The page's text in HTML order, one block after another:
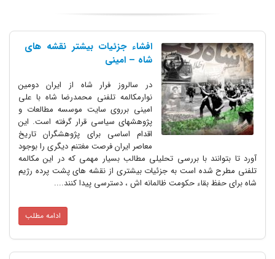
افشاء جزئیات بیشتر نقشه های
شاه – امینی
در سالروز فرار شاه از ایران دومین
نوارمکالمه تلفنی محمدرضا شاه با علی
امینی برروی سایت موسسه مطالعات و
پژوهشهای سیاسی قرار گرفته است. این
اقدام اساسی برای پژوهشگران تاریخ
معاصر ایران فرصت مغتنم دیگری را بوجود
آورد تا بتوانند با بررسی تحلیلی مطالب بسیار مهمی که در این مکالمه
تلفنی مطرح شده است به جزئیات بیشتری از نقشه های پشت پرده رژیم
شاه برای حفظ بقاء حکومت ظالمانه اش ، دسترسی پیدا کنند....
ادامه مطلب